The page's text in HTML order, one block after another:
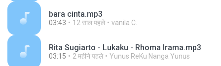
bara cinta.mp3
03:43 12 साल पहले vanila C.
Rita Sugiarto - Lukaku - Rhoma Irama.mp3
03:15 2 महीने पहले Yunus ReKu Nanga Yunus